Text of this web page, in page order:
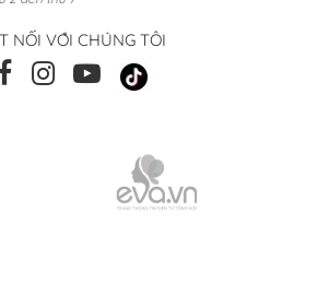
NỐI VỚI CHÚNG TÔI